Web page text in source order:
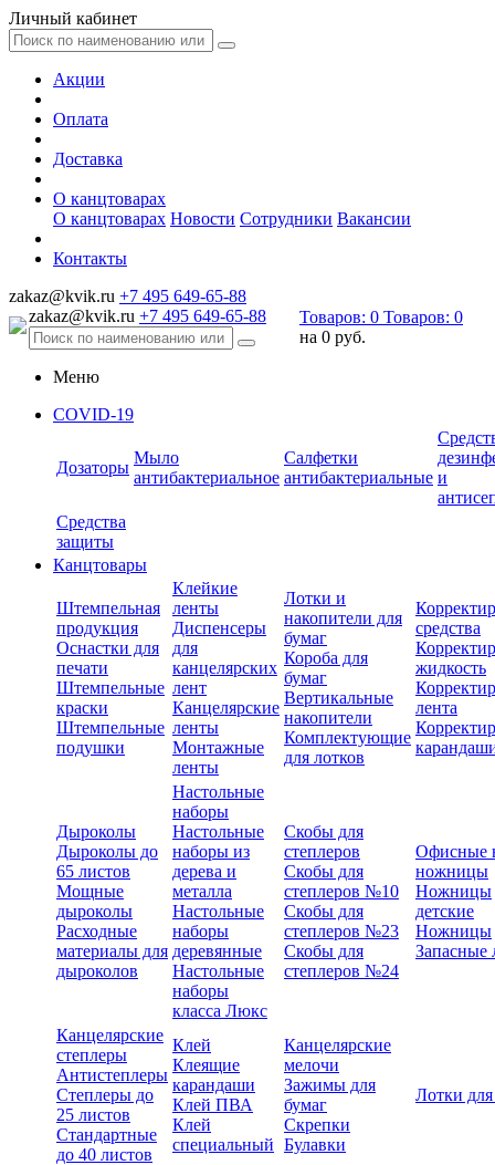
Личный кабинет
Акции
Оплата
Доставка
О канцтоварах
О канцтоварах Новости Сотрудники Вакансии
Контакты
zakaz@kvik.ru +7 495 649-65-88
zakaz@kvik.ru +7 495 649-65-88 Товаров: 0 Товаров: 0
на 0 руб.
Меню
COVID-19
Дозаторы
Мыло
антибактериальное
Салфетки
антибактериальные и
Средства
защиты
Канцтовары
Штемпельная
продукция
Оснастки для
печати
Штемпельные
краски
Штемпельные
подушки
Клейкие
ленты
Диспенсеры
для
канцелярских
лент
Канцелярские
ленты
Монтажные
ленты
Лотки и
накопители для
бумаг
Короба для
бумаг
Вертикальные
накопители
Комплектующие
для лотков
средства
жидкость
лента
Дыроколы
Дыроколы до
65 листов
Мощные
дыроколы
Расходные
материалы для
дыроколов
Настольные
наборы
Настольные
наборы из
дерева и
металла
Настольные
наборы
деревянные
Настольные
наборы
класса Люкс
Скобы для
степлеров
Скобы для
степлеров №10
Скобы для
степлеров №23
Скобы для
степлеров №24
Офисные
ножницы
Ножницы
детские
Ножницы
Запасные
Канцелярские
степлеры
Антистеплеры
Степлеры до
25 листов
Стандартные
до 40 листов
Клей
Клеящие
карандаши
Клей ПВА
Клей
специальный
Канцелярские
мелочи
Зажимы для
бумаг
Скрепки
Булавки
Лотки